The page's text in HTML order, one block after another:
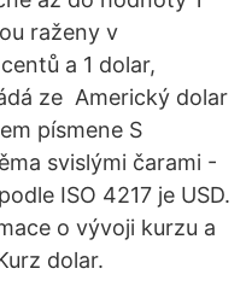
raženy v
a 1 dolar,
ze Americký dolar
písmene S
svislými čarami -
ISO 4217 je USD.
o vývoji kurzu a
dolar.